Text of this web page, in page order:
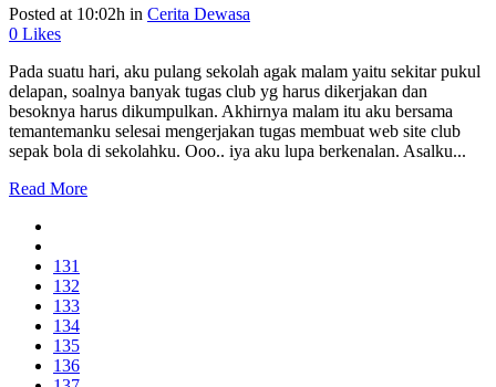
Posted at 10:02h in Cerita Dewasa
0 Likes
Pada suatu hari, aku pulang sekolah agak malam yaitu sekitar pukul
delapan, soalnya banyak tugas club yg harus dikerjakan dan
besoknya harus dikumpulkan. Akhirnya malam itu aku bersama
temantemanku selesai mengerjakan tugas membuat web site club
sepak bola di sekolahku. Ooo.. iya aku lupa berkenalan. Asalku...
Read More
131
132
133
134
135
136